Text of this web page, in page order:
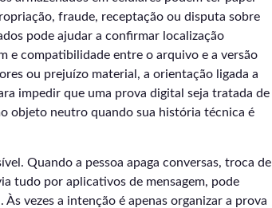
fraude, receptação ou disputa sobre
pode ajudar a confirmar localização
e compatibilidade entre o arquivo e a versão
ou prejuízo material, a orientação ligada a
impedir que uma prova digital seja tratada de
objeto neutro quando sua história técnica é
Quando a pessoa apaga conversas, troca de
tudo por aplicativos de mensagem, pode
vezes a intenção é apenas organizar a prova